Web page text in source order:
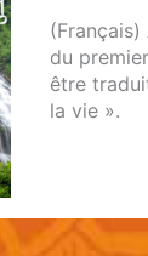
(Français)
du
être
la vie ».